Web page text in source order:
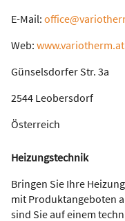
E-Mail:
Web: www.variotherm.at
Günselsdorfer Str. 3a
2544 Leobersdorf
Österreich
Heizungstechnik
Bringen Sie Ihre
mit Produktangeboten
sind Sie auf einem